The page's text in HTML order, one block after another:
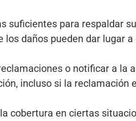
suficientes para respaldar
daños pueden dar lugar a
o notificar a la
incluso si la reclamación
cobertura en ciertas